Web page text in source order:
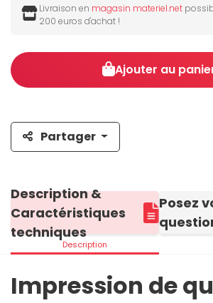
Livraison en magasin materiel.net
200 euros d'achat !
Ajouter au
Partager
Description &
Caractéristiques
techniques
Description
Posez
Impression de